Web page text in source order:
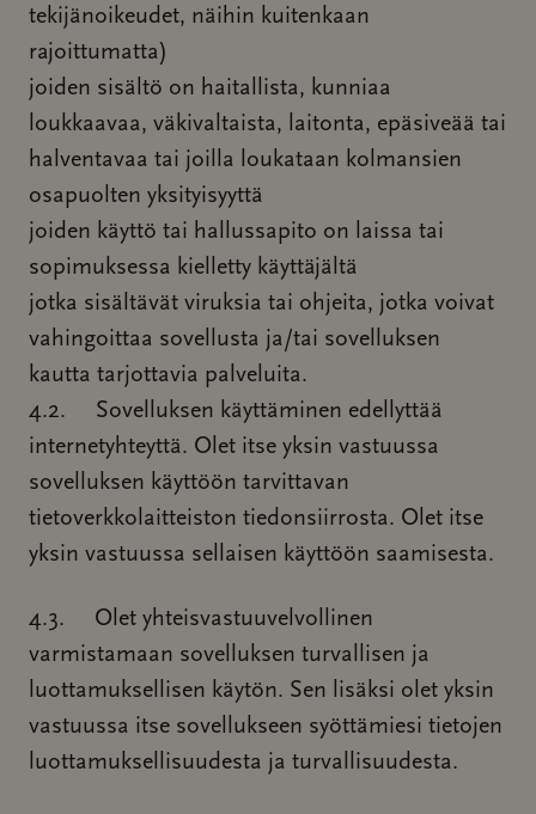
tekijänoikeudet, näihin kuitenkaan
rajoittumatta)
joiden sisältö on haitallista, kunniaa
loukkaavaa, väkivaltaista, laitonta, epäsiveää tai
halventavaa tai joilla loukataan kolmansien
osapuolten yksityisyyttä
joiden käyttö tai hallussapito on laissa tai
sopimuksessa kielletty käyttäjältä
jotka sisältävät viruksia tai ohjeita, jotka voivat
vahingoittaa sovellusta ja/tai sovelluksen
kautta tarjottavia palveluita.
4.2. Sovelluksen käyttäminen edellyttää
internetyhteyttä. Olet itse yksin vastuussa
sovelluksen käyttöön tarvittavan
tietoverkkolaitteiston tiedonsiirrosta. Olet itse
yksin vastuussa sellaisen käyttöön saamisesta.
4.3. Olet yhteisvastuuvelvollinen
varmistamaan sovelluksen turvallisen ja
luottamuksellisen käytön. Sen lisäksi olet yksin
vastuussa itse sovellukseen syöttämiesi tietojen
luottamuksellisuudesta ja turvallisuudesta.